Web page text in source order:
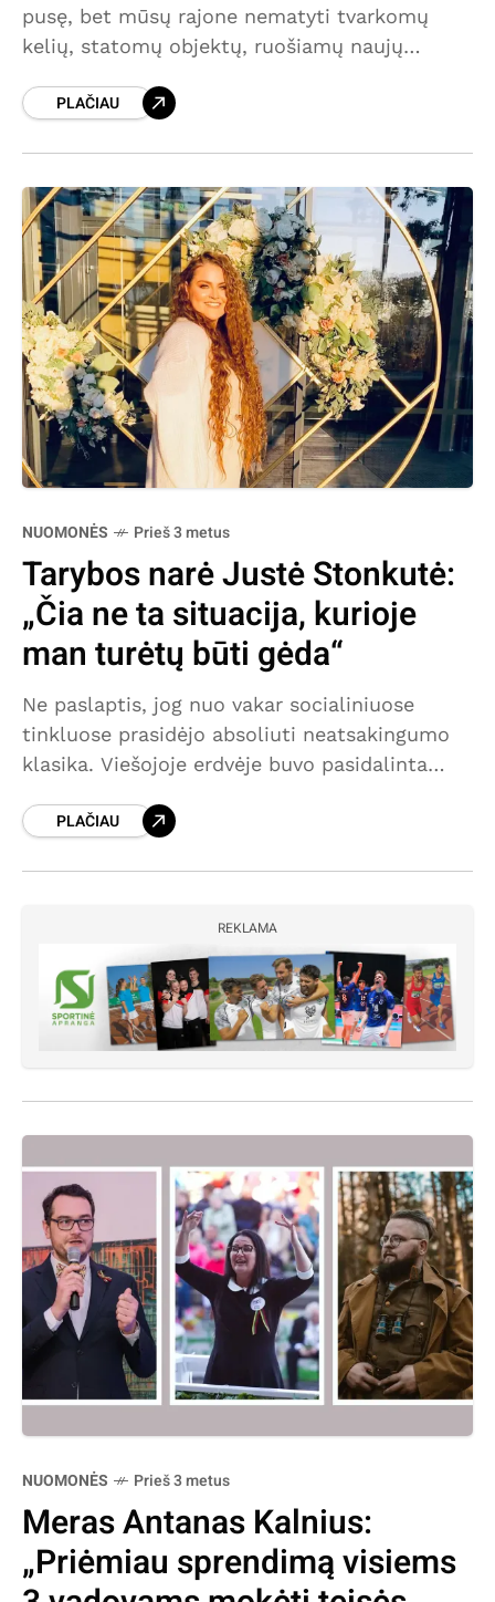
pusę, bet mūsų rajone nematyti tvarkomų
kelių, statomų objektų, ruošiamų naujų
dėmesys nukreiptas į bereikšmes kovas
PLAČIAU
NUOMONĖS Prieš 3 metus
Tarybos narė Justė Stonkutė:
„Čia ne ta situacija, kurioje
man turėtų būti gėda“
Ne paslaptis, jog nuo vakar socialiniuose
tinkluose prasidėjo absoliuti neatsakingumo
klasika. Viešojoje erdvėje buvo pasidalinta
savivaldybės mero potvarkiu. Kodėl nutekintu?
PLAČIAU
REKLAMA
NUOMONĖS Prieš 3 metus
Meras Antanas Kalnius:
„Priėmiau sprendimą visiems